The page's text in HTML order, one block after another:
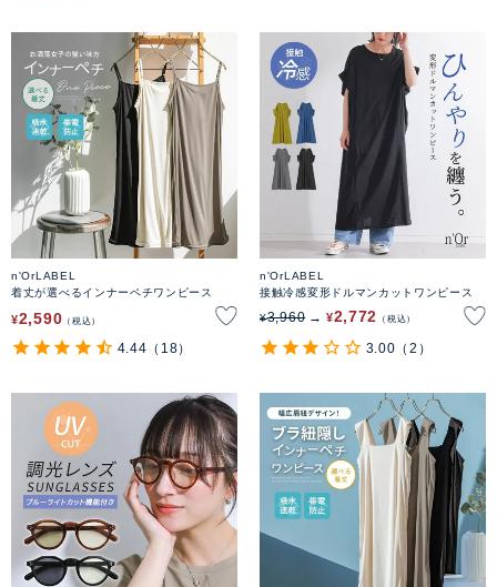
n'OrLABEL
着丈が選べるインナーペチワンピース
¥2,590 税込
4.44 （18）
n'OrLABEL
接触冷感変形ドルマンカットワンピース
¥3,960 ¥2,772 税込
3.00 （2）